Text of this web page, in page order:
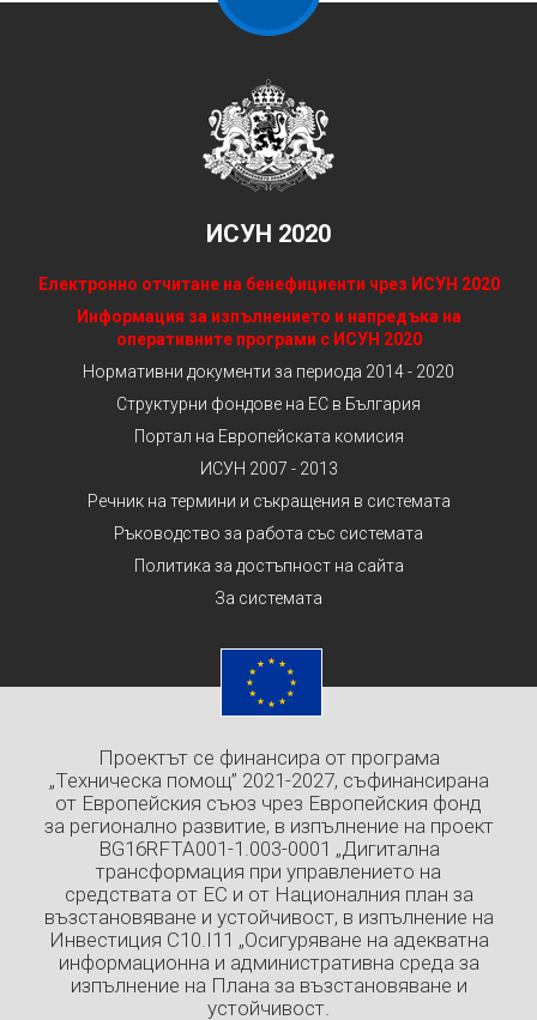
ИСУН 2020
Електронно отчитане на бенефициенти чрез ИСУН 2020
Информация за изпълнението и напредъка на
оперативните програми с ИСУН 2020
Нормативни документи за периода 2014 - 2020
Структурни фондове на ЕС в България
Портал на Европейската комисия
ИСУН 2007 - 2013
Речник на термини и съкращения в системата
Ръководство за работа със системата
Политика за достъпност на сайта
За системата
Проектът се финансира от програма
„Техническа помощ” 2021-2027, съфинансирана
от Европейския съюз чрез Европейския фонд
за регионално развитие, в изпълнение на проект
BG16RFTA001-1.003-0001 „Дигитална
трансформация при управлението на
средствата от ЕС и от Националния план за
възстановяване и устойчивост, в изпълнение на
Инвестиция C10.I11 „Осигуряване на адекватна
информационна и административна среда за
изпълнение на Плана за възстановяване и
устойчивост.